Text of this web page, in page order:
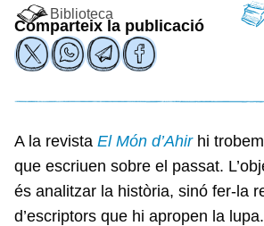
Biblioteca
Comparteix la publicació
A la revista El Món d’Ahirhi
que escriuen sobre el passat.
és analitzar la història, sinó fer-la
d’escriptors que hi apropen la